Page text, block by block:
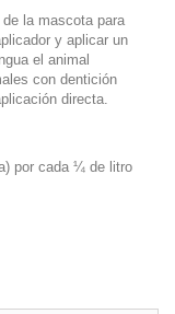
la mascota para
y aplicar un
el animal
con dentición
directa.
por cada ¼ de litro